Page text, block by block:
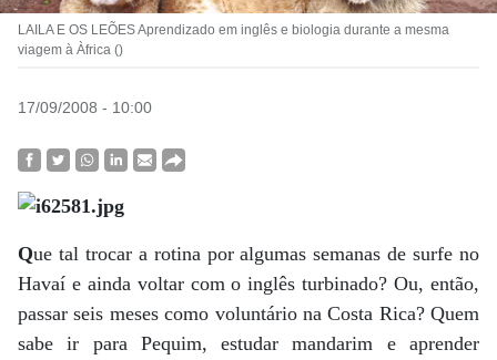
LAILA E OS LEÕES Aprendizado em inglês e biologia durante a mesma
viagem à Àfrica ()
17/09/2008 - 10:00
Que tal trocar a rotina por algumas semanas de surfe no
Havaí e ainda voltar com o inglês turbinado? Ou, então,
passar seis meses como voluntário na Costa Rica? Quem
sabe ir para Pequim, estudar mandarim e aprender